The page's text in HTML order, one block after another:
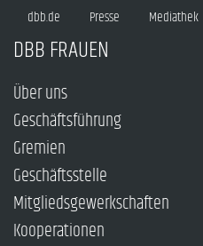
dbb.de Presse Mediathek
DBB FRAUEN
Über uns
Geschäftsführung
Gremien
Geschäftsstelle
Mitgliedsgewerkschaften
Kooperationen